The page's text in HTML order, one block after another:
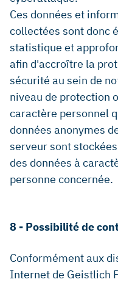
Ces données et
collectées sont donc
statistique et
afin d'accroître la
sécurité au sein de
niveau de protection
caractère personnel
données anonymes
serveur sont
des données à
personne concernée.
8 - Possibilité de
Conformément aux
Internet de Geistlich